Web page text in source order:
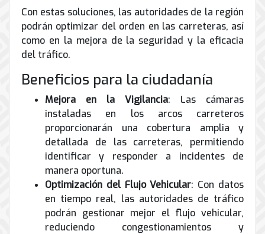
Renta
de
Servicio
de
pararrayos
Con estas soluciones, las autoridades de la región
podrán optimizar del orden en las carreteras, así
como en la mejora de la seguridad y la eficacia
del tráfico.
Beneficios para la ciudadanía
Mejora en la Vigilancia: Las cámaras
instaladas en los arcos carreteros
proporcionarán una cobertura amplia y
detallada de las carreteras, permitiendo
identificar y responder a incidentes de
manera oportuna.
Optimización del Flujo Vehicular: Con datos
en tiempo real, las autoridades de tráfico
podrán gestionar mejor el flujo vehicular,
reduciendo congestionamientos y